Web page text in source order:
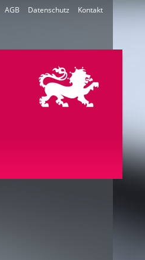
Kontakt
Datenschutz
AGB